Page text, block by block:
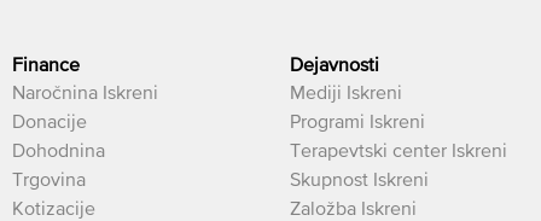
Finance
Naročnina Iskreni
Donacije
Dohodnina
Trgovina
Kotizacije
Dejavnosti
Mediji Iskreni
Programi Iskreni
Terapevtski center Iskreni
Skupnost Iskreni
Založba Iskreni